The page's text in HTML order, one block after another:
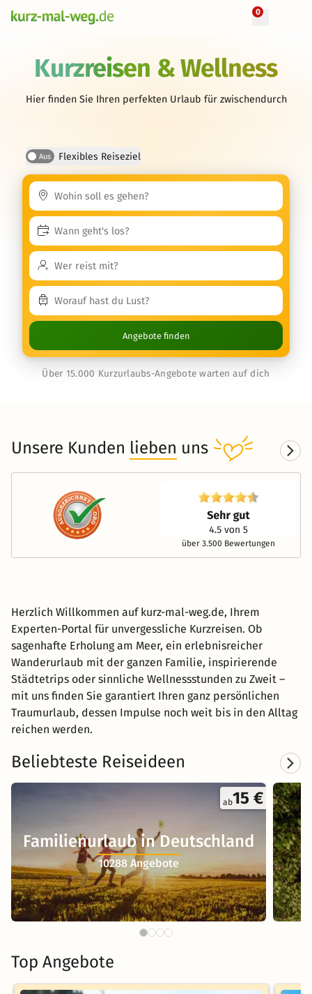
0
Kurzreisen & Wellness
Hier finden Sie Ihren perfekten Urlaub für zwischendurch
Aus Flexibles Reiseziel
Angebote finden
Über 15.000 Kurzurlaubs-Angebote warten auf dich
Unsere Kunden lieben uns
über 3.500 Bewertungen
Herzlich Willkommen auf kurz-mal-weg.de, Ihrem
Experten-Portal für unvergessliche Kurzreisen. Ob
sagenhafte Erholung am Meer, ein erlebnisreicher
Wanderurlaub mit der ganzen Familie, inspirierende
Städtetrips oder sinnliche Wellnessstunden zu Zweit –
mit uns finden Sie garantiert Ihren ganz persönlichen
Traumurlaub, dessen Impulse noch weit bis in den Alltag
reichen werden.
Beliebteste Reiseideen
ab15 €
Familienurlaub in Deutschland
10288 Angebote
Top Angebote